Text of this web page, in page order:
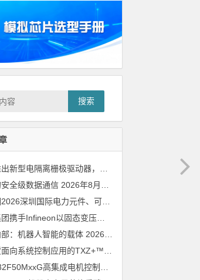
搜索
全级数据通信 2026年8月8日
罗姆即将亮相2026深圳国际电力元件、可再生能源管理展览会暨研讨会
大联大诠鼎集团携手Infineon以固态变压器重构配电效率新标杆
：机器人智能的载体 2026年8月6日